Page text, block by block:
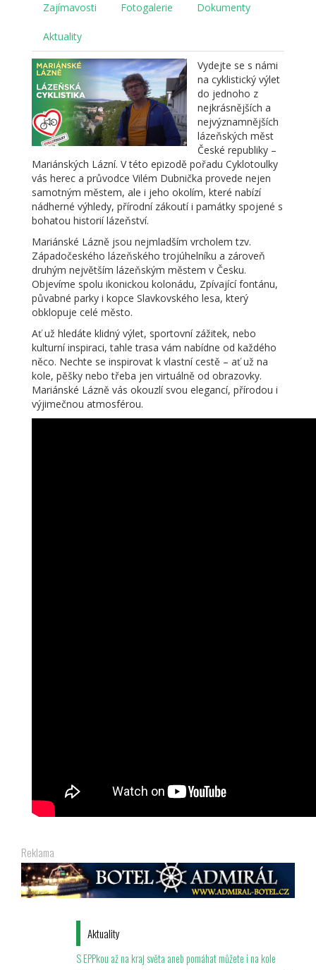
Zajímavosti Fotogalerie Dokumenty
Aktuality
Vydejte se s námi
na cyklistický výlet
do jednoho z
nejkrásnějších a
nejvýznamnějších
lázeňských měst
České republiky –
Mariánských Lázní. V této epizodě pořadu Cyklotoulky
vás herec a průvodce Vilém Dubnička provede nejen
samotným městem, ale i jeho okolím, které nabízí
nádherné výhledy, přírodní zákoutí i památky spojené s
bohatou historií lázeňství.
Mariánské Lázně jsou nejmladším vrcholem tzv.
Západočeského lázeňského trojúhelníku a zároveň
druhým největším lázeňským městem v Česku.
Objevíme spolu ikonickou kolonádu, Zpívající fontánu,
půvabné parky i kopce Slavkovského lesa, který
obklopuje celé město.
Ať už hledáte klidný výlet, sportovní zážitek, nebo
kulturní inspiraci, tahle trasa vám nabídne od každého
něco. Nechte se inspirovat k vlastní cestě – ať už na
kole, pěšky nebo třeba jen virtuálně od obrazovky.
Mariánské Lázně vás okouzlí svou elegancí, přírodou i
výjimečnou atmosférou.
Reklama
Aktuality
S EPPkou až na kraj světa aneb pomáhat můžete i na kole